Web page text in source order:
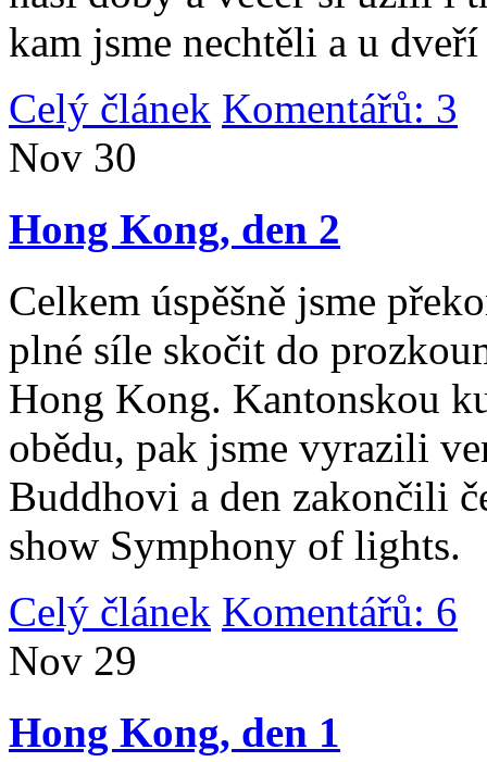
kam jsme nechtěli a u
Celý článek Komentářů: 3
Nov 30
Hong Kong, den 2
Celkem úspěšně jsme
plné síle skočit do
Hong Kong. Kantonskou
obědu, pak jsme vyrazili
Buddhovi a den zakončili
show Symphony of lights.
Celý článek Komentářů: 6
Nov 29
Hong Kong, den 1